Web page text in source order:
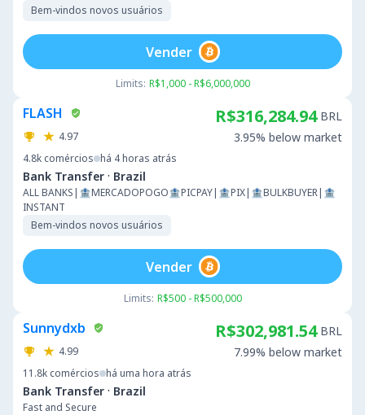
Bem-vindos novos usuários
Limits: R$1,000 - R$6,000,000
Vender
FLASH
4.97
4.8k comércios há 4 horas atrás
Bank Transfer · Brazil
ALL BANKS|🏦MERCADOPOGO🏦PICPAY|🏦PIX|🏦BULKBUYER|🏦
INSTANT
Bem-vindos novos usuários
R$316,284.94 BRL
3.95% below market
Limits: R$500 - R$500,000
Vender
Sunnydxb
4.99
11.8k comércios há uma hora atrás
Bank Transfer · Brazil
Fast and Secure
R$302,981.54 BRL
7.99% below market